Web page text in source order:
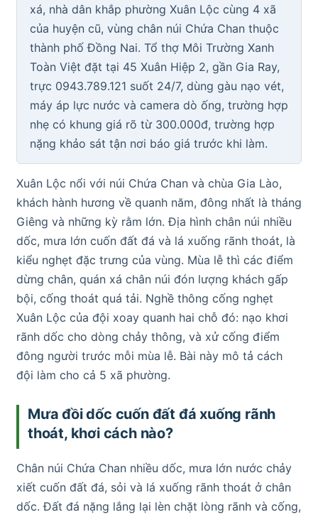
xá, nhà dân khắp phường Xuân Lộc cùng 4 xã
của huyện cũ, vùng chân núi Chứa Chan thuộc
thành phố Đồng Nai. Tổ thợ Môi Trường Xanh
Toàn Việt đặt tại 45 Xuân Hiệp 2, gần Gia Ray,
trực 0943.789.121 suốt 24/7, dùng gàu nạo vét,
máy áp lực nước và camera dò ống, trường hợp
nhẹ có khung giá rõ từ 300.000đ, trường hợp
nặng khảo sát tận nơi báo giá trước khi làm.
Xuân Lộc nổi với núi Chứa Chan và chùa Gia Lào,
khách hành hương về quanh năm, đông nhất là tháng
Giêng và những kỳ rằm lớn. Địa hình chân núi nhiều
dốc, mưa lớn cuốn đất đá và lá xuống rãnh thoát, là
kiểu nghẹt đặc trưng của vùng. Mùa lễ thì các điểm
dừng chân, quán xá chân núi đón lượng khách gấp
bội, cống thoát quá tải. Nghề thông cống nghẹt
Xuân Lộc của đội xoay quanh hai chỗ đó: nạo khơi
rãnh dốc cho dòng chảy thông, và xử cống điểm
đông người trước mỗi mùa lễ. Bài này mô tả cách
đội làm cho cả 5 xã phường.
Mưa đồi dốc cuốn đất đá xuống rãnh
thoát, khơi cách nào?
Chân núi Chứa Chan nhiều dốc, mưa lớn nước chảy
xiết cuốn đất đá, sỏi và lá xuống rãnh thoát ở chân
dốc. Đất đá nặng lắng lại lèn chặt lòng rãnh và cống,